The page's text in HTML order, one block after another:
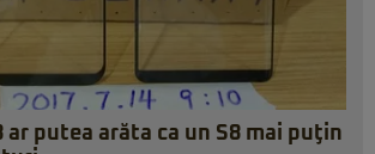
ar putea arăta ca un S8 mai puţin